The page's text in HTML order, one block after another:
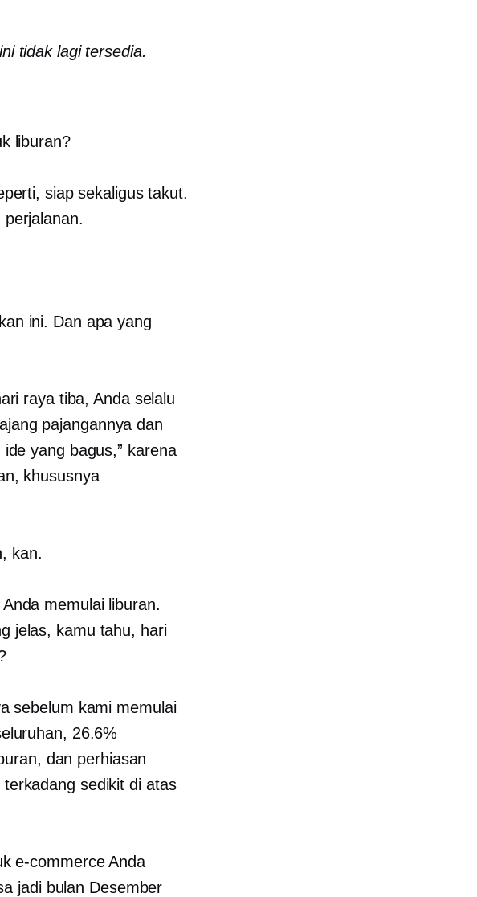
tidak lagi tersedia.
liburan?
siap sekaligus takut.
ini. Dan apa yang
raya tiba, Anda selalu
pajangannya dan
yang bagus,” karena
khususnya
kan.
memulai liburan.
jelas, kamu tahu, hari
sebelum kami memulai
26.6%
dan perhiasan
sedikit di atas
e-commerceAnda
jadi bulan Desember